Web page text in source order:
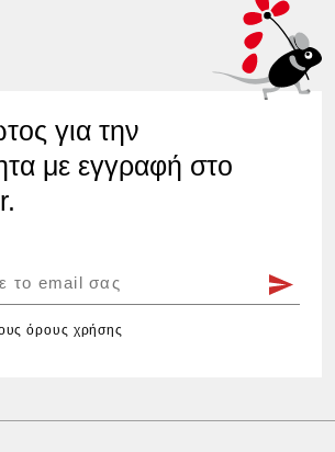
για την
με εγγραφή στο
όρους χρήσης